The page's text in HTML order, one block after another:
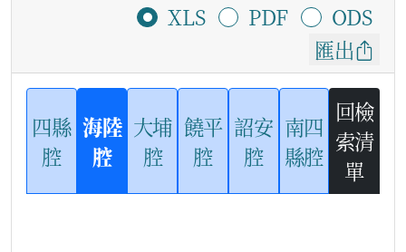
XLS
PDF
ODS
匯出
四縣
腔
海陸
腔
大埔
腔
饒平
腔
詔安
腔
南四
縣腔
回檢
索清
單